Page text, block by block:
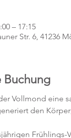
– 17:15
Str. 6, 41236
Buchung
Vollmond eine
den